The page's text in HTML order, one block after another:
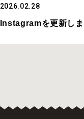
2026.02.28
Instagramを更新しま